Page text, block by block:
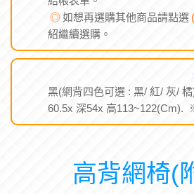
◎如想再選購其他商品請點選
紹繼續選購。
黑(網背四色可選 : 黑/ 紅/ 灰/
60.5x 深54x 高113~122(Cm).
高背網椅(